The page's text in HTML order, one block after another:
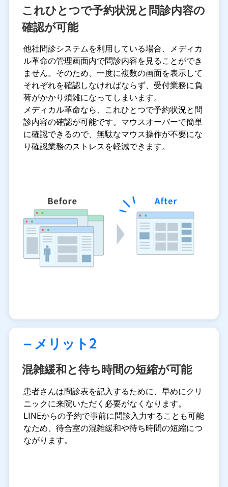
これひとつで予約状況と問診内容の
確認が可能
他社問診システムを利用している場合、メディカ
ル革命の管理画面内で問診内容を見ることができ
ません。そのため、一度に複数の画面を表示して
それぞれを確認しなければならず、受付業務に負
荷がかかり煩雑になってしまいます。
メディカル革命なら、これひとつで予約状況と問
診内容の確認が可能です。マウスオーバーで簡単
に確認できるので、無駄なマウス操作が不要にな
り確認業務のストレスを軽減できます。
– メリット2
混雑緩和と待ち時間の短縮が可能
患者さんは問診表を記入するために、早めにクリ
ニックに来院いただく必要がなくなります。
LINEからの予約で事前に問診入力することも可能
なため、待合室の混雑緩和や待ち時間の短縮につ
ながります。